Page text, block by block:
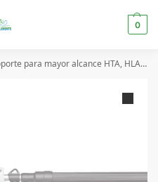
0
para mayor alcance HTA, HLA y SPA STIHL